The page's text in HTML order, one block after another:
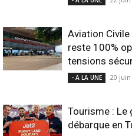
Aviation Civile
reste 100%
tensions
- A LA UNE 20 juin
Tourisme : Le
débarque en